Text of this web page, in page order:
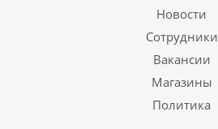
Новости
Сотрудники
Вакансии
Магазины
Политика